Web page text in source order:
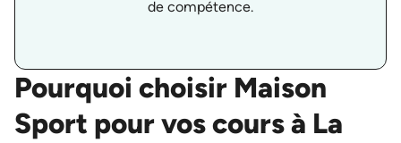
de compétence.
Pourquoi choisir Maison
Sport pour vos cours à La